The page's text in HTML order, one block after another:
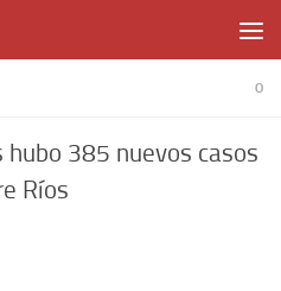
0
385 nuevos casos
Ríos